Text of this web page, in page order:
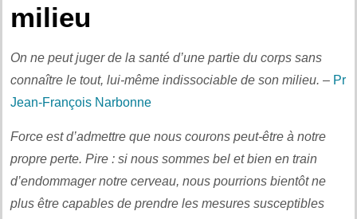
milieu
On ne peut juger de la santé d’une partie du corps sans
connaître le tout, lui-même indissociable de son milieu. – Pr
Jean-François Narbonne
Force est d’admettre que nous courons peut-être à notre
propre perte. Pire : si nous sommes bel et bien en train
d’endommager notre cerveau, nous pourrions bientôt ne
plus être capables de prendre les mesures susceptibles